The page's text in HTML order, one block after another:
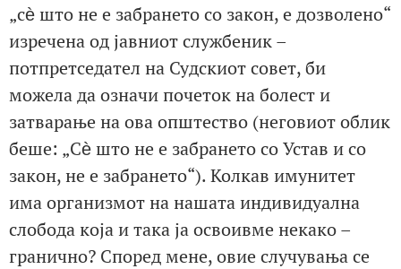
„сѐ што не е забрането со закон, е дозволено“
изречена од јавниот службеник –
потпретседател на Судскиот совет, би
можела да означи почеток на болест и
затварање на ова општество (неговиот облик
беше: „Сѐ што не е забрането со Устав и со
закон, не е забрането“). Колкав имунитет
има организмот на нашата индивидуална
слобода која и така ја освоивме некако –
гранично? Според мене, овие случувања се